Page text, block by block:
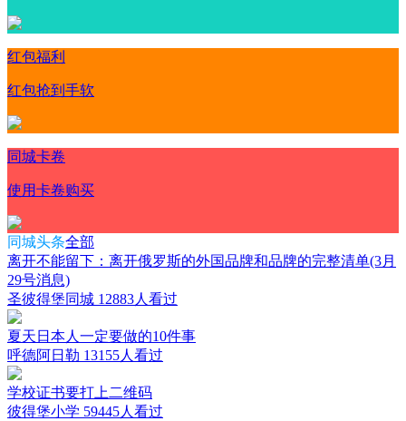
红包福利
红包抢到手软
同城卡卷
使用卡卷购买
同城头条全部
离开不能留下：离开俄罗斯的外国品牌和品牌的完整清单(3月
29号消息)
圣彼得堡同城 12883人看过
夏天日本人一定要做的10件事
呼德阿日勒 13155人看过
学校证书要打上二维码
彼得堡小学 59445人看过